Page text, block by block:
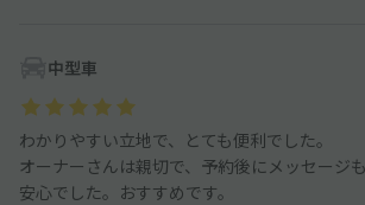
中型車
わかりやすい立地で、とても便利でした。
オーナーさんは親切で、予約後にメッセージ
安心でした。おすすめです。